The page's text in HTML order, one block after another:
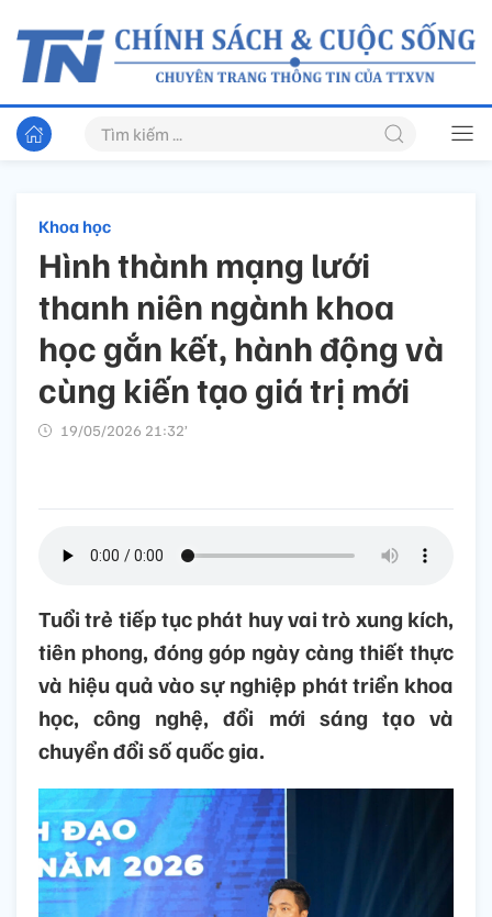
Khoa học
Hình thành mạng lưới
thanh niên ngành khoa
học gắn kết, hành động và
cùng kiến tạo giá trị mới
19/05/2026 21:32’
Tuổi trẻ tiếp tục phát huy vai trò xung kích,
tiên phong, đóng góp ngày càng thiết thực
và hiệu quả vào sự nghiệp phát triển khoa
học, công nghệ, đổi mới sáng tạo và
chuyển đổi số quốc gia.